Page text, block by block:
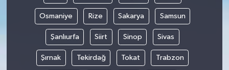
Osmaniye Rize Sakarya Samsun
Şanlıurfa Siirt Sinop Sivas
Şırnak Tekirdağ Tokat Trabzon